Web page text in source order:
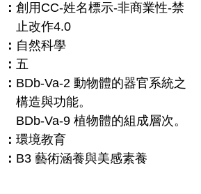
創用CC-姓名標示-非商業性-禁
止改作4.0
自然科學
五
BDb-Va-2 動物體的器官系統之
構造與功能。
BDb-Va-9 植物體的組成層次。
環境教育
B3 藝術涵養與美感素養